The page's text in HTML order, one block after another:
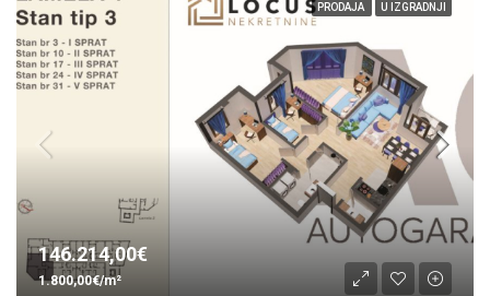
PRODAJA U IZGRADNJI
146.214,00€
1.800,00€/m²